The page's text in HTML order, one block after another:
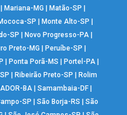
Mariana-MG Matão-SP
SP Monte Alto-SP
SP Novo Progresso-PA
Preto-MG Peruíbe-SP
Ponta Porã-MS Portel-PA|
Ribeirão Preto-SP
Rolim
BA |Samambaia-DF
SP São Borja-RS
São